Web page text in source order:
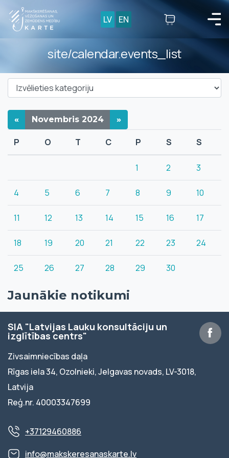
LV EN
site/calendar.events_list
« Novembris 2024 »
P O T C P S S
1 2 3
4 5 6 7 8 9 10
11 12 13 14 15 16 17
18 19 20 21 22 23 24
25 26 27 28 29 30
Jaunākie notikumi
SIA "Latvijas Lauku konsultāciju un
izglītības centrs"
Zivsaimniecības daļa
Rīgas iela 34, Ozolnieki, Jelgavas novads, LV-3018,
Latvija
Reģ.nr. 40003347699
+37129460886
info@makskeresanaskarte.lv